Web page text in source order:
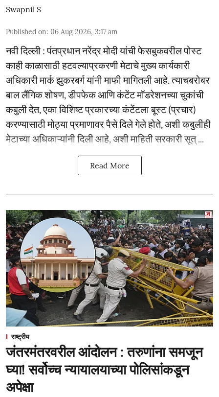
Swapnil S
Published on: 06 Aug 2026, 3:17 am
नवी दिल्ली : पंतप्रधान नरेंद्र मोदी यांची फेसबुकवरील पोस्ट
काही काळासाठी हटवल्याप्रकरणी मेटाचे मुख्य कार्यकारी
अधिकारी मार्क झुकरबर्ग यांनी माफी मागितली आहे. त्याचबरोबर
बाल लैंगिक शोषण, डीपफेक आणि कंटेंट मॉडरेशनच्या चुकांची
कबुली देत, एका विशिष्ट प्रकारच्या कंटेंटला बूस्ट (प्रचार)
करण्यासाठी मोठ्या प्रमाणावर पैसे दिले गेले होते, अशी कबुलीही
मेटाच्या अधिकाऱ्यांनी दिली आहे, अशी माहिती सरकारी सूत् ...
Read More
राष्ट्रीय
जंतरमंतरवरील आंदोलन : तरुणांना समजून
घ्या! सर्वोच्च न्यायालयाच्या पोलिसांकडून
अपेक्षा